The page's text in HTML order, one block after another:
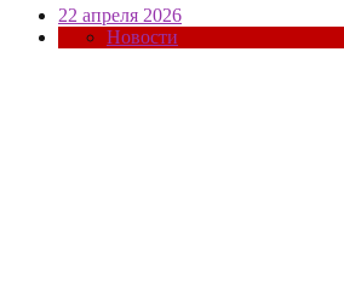
22 апреля 2026
Новости